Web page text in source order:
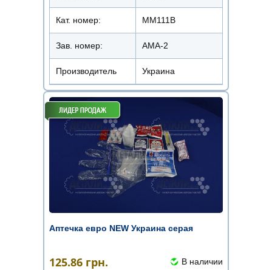
Кат. номер: ММ111В
Зав. номер: АМА-2
Производитель Украина
Аптечка евро NEW Украина серая
125.86 грн. В наличии